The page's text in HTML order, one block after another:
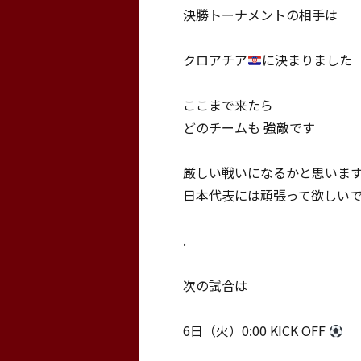
決勝トーナメントの相手は
クロアチア に決まりました
ここまで来たら
どのチームも 強敵です
厳しい戦いになるかと思いま
日本代表には頑張って欲しい
.
次の試合は
6日（火）0:00 KICK OFF